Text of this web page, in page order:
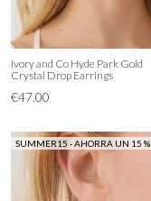
Ivory and Co Hyde Park Gold
Crystal Drop Earrings
€47.00
SUMMER15 - AHORRA UN 15 %